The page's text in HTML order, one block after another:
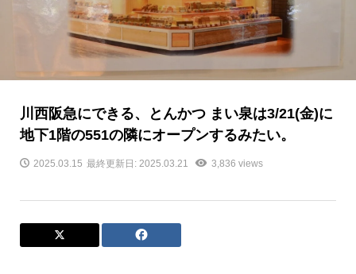
川西阪急にできる、とんかつ まい泉は3/21(金)に
地下1階の551の隣にオープンするみたい。
2025.03.15 最終更新日: 2025.03.21 3,836 views